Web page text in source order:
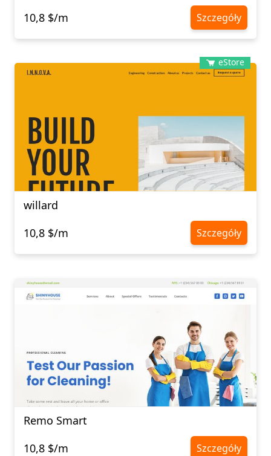
10,8 $/m
Szczegóły
eStore
willard
10,8 $/m
Szczegóły
Remo Smart
10,8 $/m
Szczegóły